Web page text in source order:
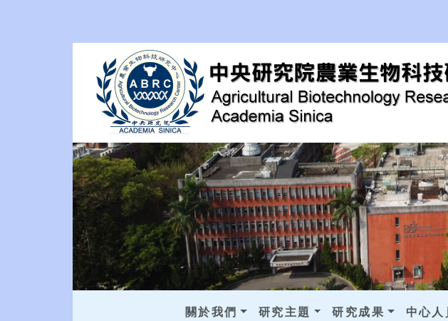
關於我們 研究主題 研究成果 中心人